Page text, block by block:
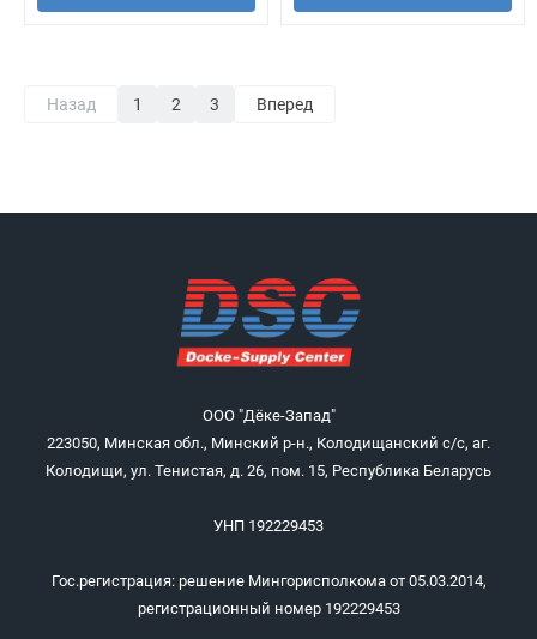
Назад 1 2 3 Вперед
ООО "Дёке-Запад"
223050, Минская обл., Минский р-н., Колодищанский с/с, аг.
Колодищи, ул. Тенистая, д. 26, пом. 15, Республика Беларусь
УНП 192229453
Гос.регистрация: решение Мингорисполкома от 05.03.2014,
регистрационный номер 192229453